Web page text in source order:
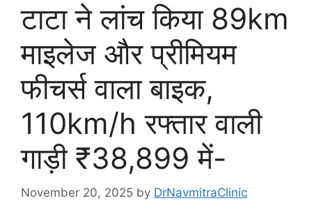
टाटा ने लांच किया 89km
माइलेज और प्रीमियम
फीचर्स वाला बाइक,
110km/h रफ्तार वाली
गाड़ी ₹38,899 में-
November 20, 2025 by DrNavmitraClinic